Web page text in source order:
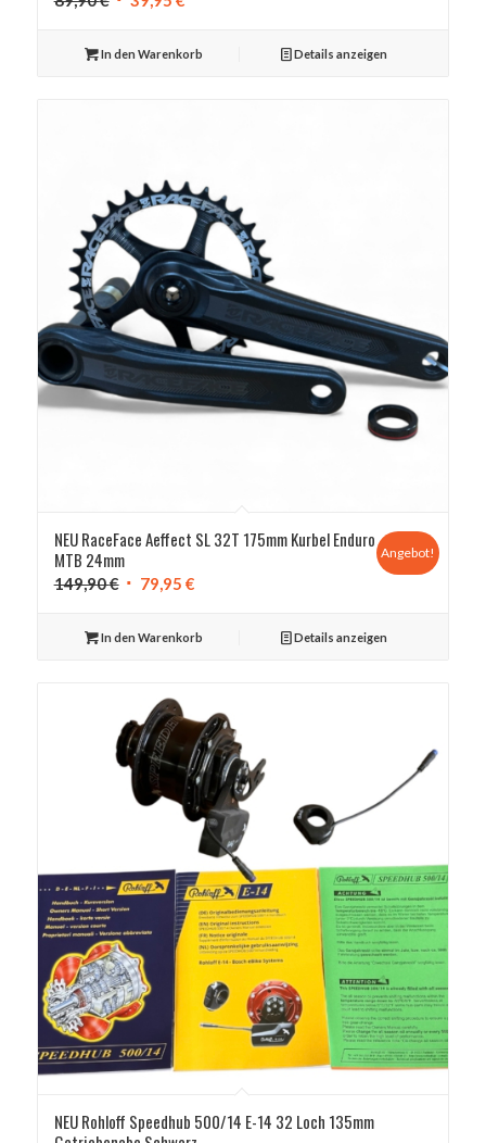
war:
ist:
In den Warenkorb Details anzeigen
NEU RaceFace Aeffect SL 32T 175mm Kurbel Enduro
MTB 24mm
149,90€ Ursprünglicher
war:
79,95 €Aktueller
ist:
Angebot!
In den Warenkorb Details anzeigen
NEU Rohloff Speedhub 500/14 E-14 32 Loch 135mm